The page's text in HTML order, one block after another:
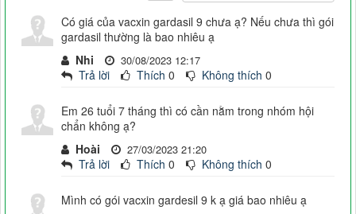
Có giá của vacxin gardasil 9 chưa ạ? Nếu chưa thì gói
gardasil thường là bao nhiêu ạ
Nhi
30/08/2023 12:17
Trả lời Thích 0 Không thích 0
Em 26 tuổi 7 tháng thì có cần nằm trong nhóm hội
chẩn không ạ?
Hoài
27/03/2023 21:20
Trả lời Thích 0 Không thích 0
Mình có gói vacxin gardesil 9 k ạ giá bao nhiêu ạ